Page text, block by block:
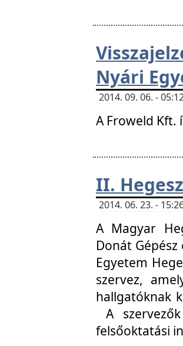
Nyári
2014. 09. 06. -
A Froweld
II.
2014. 06. 23. -
A Magyar
Donát
Egyetem
szervez,
hallgatóknak
A
felsőoktatási